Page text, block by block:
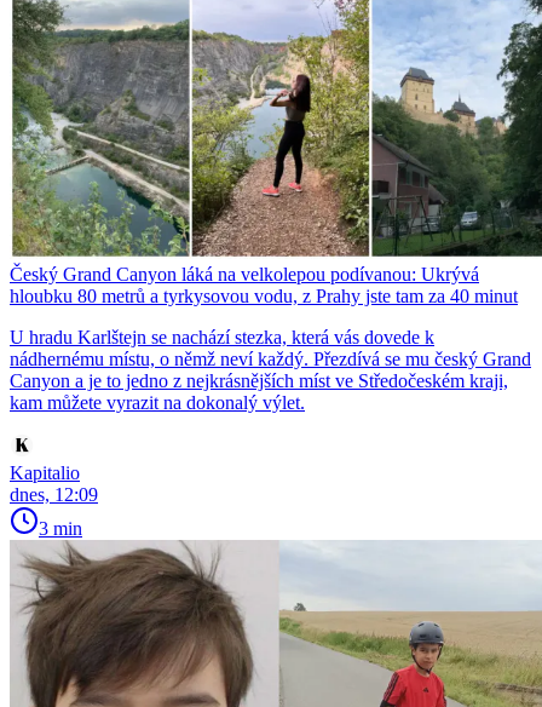
Český Grand Canyon láká na velkolepou podívanou: Ukrývá
hloubku 80 metrů a tyrkysovou vodu, z Prahy jste tam za 40 minut
U hradu Karlštejn se nachází stezka, která vás dovede k
nádhernému místu, o němž neví každý. Přezdívá se mu český Grand
Canyon a je to jedno z nejkrásnějších míst ve Středočeském kraji,
kam můžete vyrazit na dokonalý výlet.
Kapitalio
dnes, 12:09
3 min